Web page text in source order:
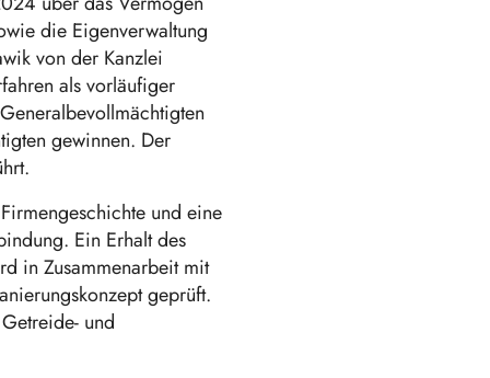
die Eigenverwaltung
von der Kanzlei
als vorläufiger
gewinnen. Der
und eine
Ein Erhalt des
in Zusammenarbeit mit
geprüft.
und